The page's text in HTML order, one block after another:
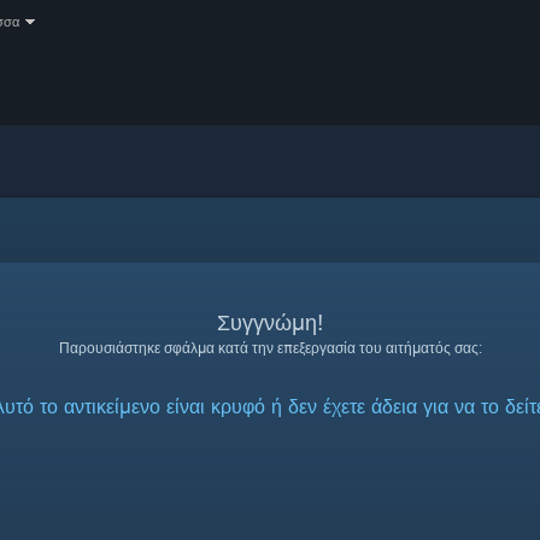
Συγγνώμη!
Παρουσιάστηκε σφάλμα κατά την επεξεργασία του αιτήματός σας:
το αντικείμενο είναι κρυφό ή δεν έχετε άδεια για να το